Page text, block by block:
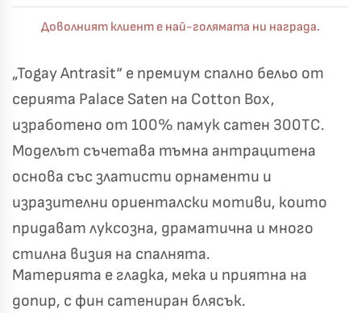
Доволният клиент е най-голямата ни награда.
„Togay Antrasit“ е премиум спално бельо от
серията Palace Saten на Cotton Box,
изработено от 100% памук сатен 300TC.
Моделът съчетава тъмна антрацитена
основа със златисти орнаменти и
изразителни ориенталски мотиви, които
придават луксозна, драматична и много
стилна визия на спалнята.
Материята е гладка, мека и приятна на
допир, с фин сатениран блясък.
🎁 Късметът избра Вас!